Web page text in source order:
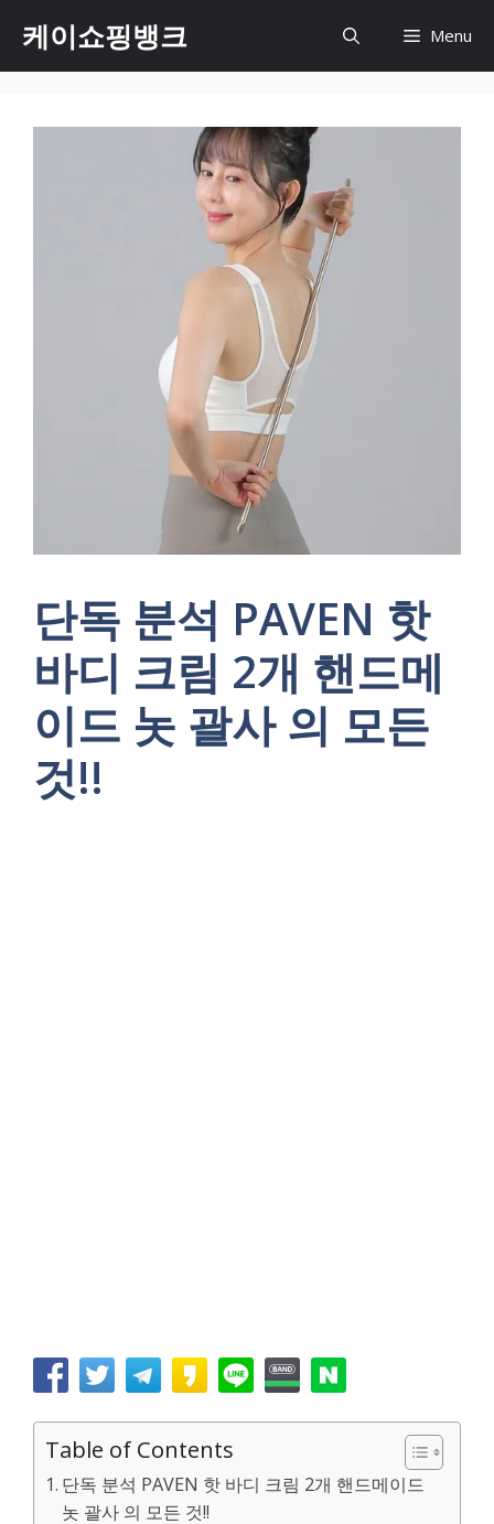
content
케이쇼핑뱅크 Menu
단독 분석 PAVEN 핫
바디 크림 2개 핸드메
이드 놋 괄사 의 모든
것!!
Table of Contents
단독 분석 PAVEN 핫 바디 크림 2개 핸드메이드
놋 괄사 의 모든 것!!